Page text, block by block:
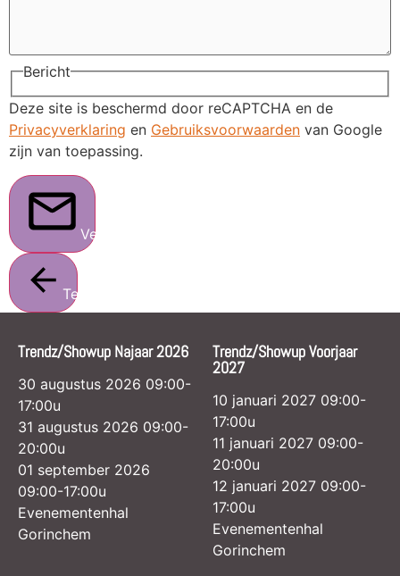
Bericht
Deze site is beschermd door reCAPTCHA en de
Privacyverklaring en Gebruiksvoorwaarden van Google
zijn van toepassing.
Verstuur
Terug
Trendz/Showup Najaar 2026
30 augustus 2026 09:00-
17:00u
31 augustus 2026 09:00-
20:00u
01 september 2026
09:00-17:00u
Evenementenhal
Gorinchem
Trendz/Showup Voorjaar
2027
10 januari 2027 09:00-
17:00u
11 januari 2027 09:00-
20:00u
12 januari 2027 09:00-
17:00u
Evenementenhal
Gorinchem